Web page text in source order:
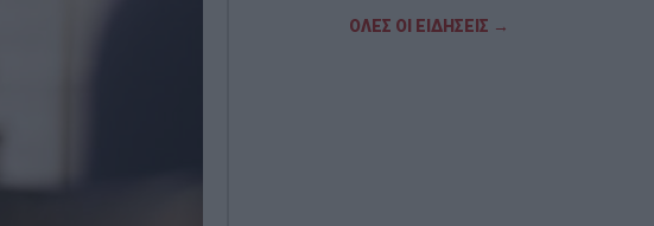
ΟΛΕΣ ΟΙ ΕΙΔΗΣΕΙΣ →